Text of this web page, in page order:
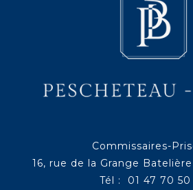
Commissaires-
16, rue de la Grange
Tél : 01 47 70 50